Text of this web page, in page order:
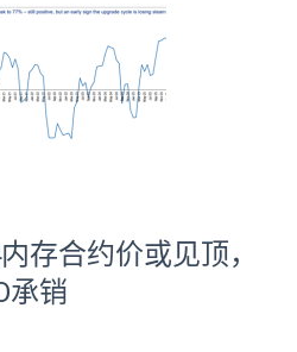
存合约价或见顶，
承销